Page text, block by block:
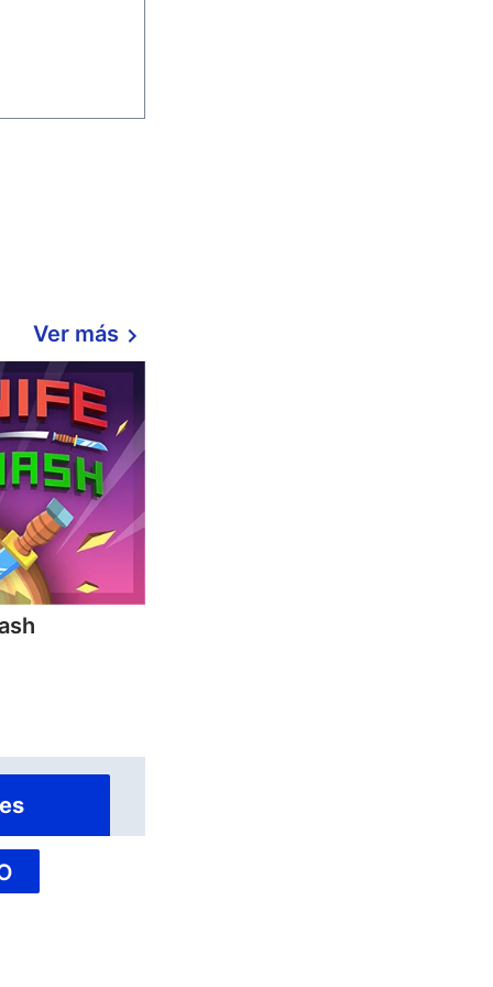
Ver más